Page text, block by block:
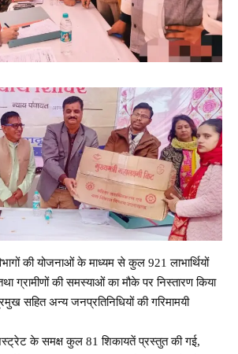
की योजनाओं के माध्यम से कुल 921 लाभार्थियों
ग्रामीणों की समस्याओं का मौके पर निस्तारण किया
सहित अन्य जनप्रतिनिधियों की गरिमामयी
के समक्ष कुल 81 शिकायतें प्रस्तुत की गई,